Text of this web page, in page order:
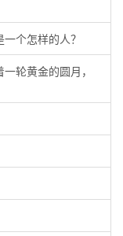
个怎样的人？
轮黄金的圆月，